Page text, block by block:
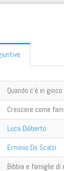
Quando c'è in gioco
Crescere come
Luca Diliberto
Erminio De Scalzi
Bibbia e famiglie